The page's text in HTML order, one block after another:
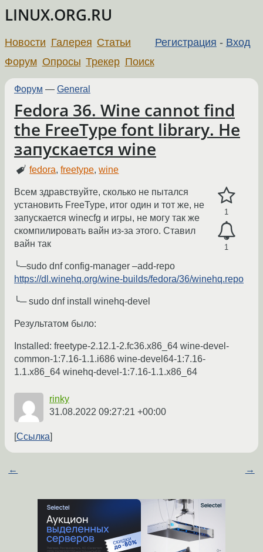
LINUX.ORG.RU
Регистрация - Вход
Новости Галерея Статьи
Форум Опросы Трекер Поиск
Форум — General
Fedora 36. Wine cannot find
the FreeType font library. Не
запускается wine
fedora,freetype,wine
1
1
Всем здравствуйте, сколько не пытался
установить FreeType, итог один и тот же, не
запускается winecfg и игры, не могу так же
скомпилировать вайн из-за этого. Ставил
вайн так
╰─sudo dnf config-manager –add-repo
https://dl.winehq.org/wine-builds/fedora/36/winehq.repo
╰─ sudo dnf install winehq-devel
Результатом было:
Installed: freetype-2.12.1-2.fc36.x86_64 wine-devel-
common-1:7.16-1.1.i686 wine-devel64-1:7.16-
1.1.x86_64 winehq-devel-1:7.16-1.1.x86_64
rinky
31.08.2022 09:27:21 +00:00
Ссылка
← →